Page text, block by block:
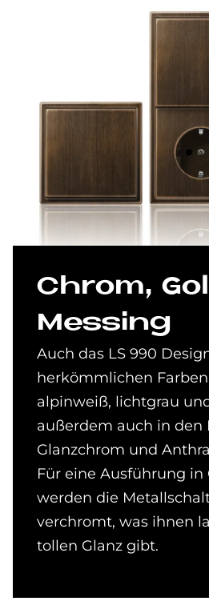
Chrom,
Mes­sing
Auch das LS 990
herkömmlichen
alpinweiß, lichtgrau
außerdem auch in den
Glanzchrom und
Für eine Ausführung in
werden die
verchromt, was ihnen
tollen Glanz gibt.